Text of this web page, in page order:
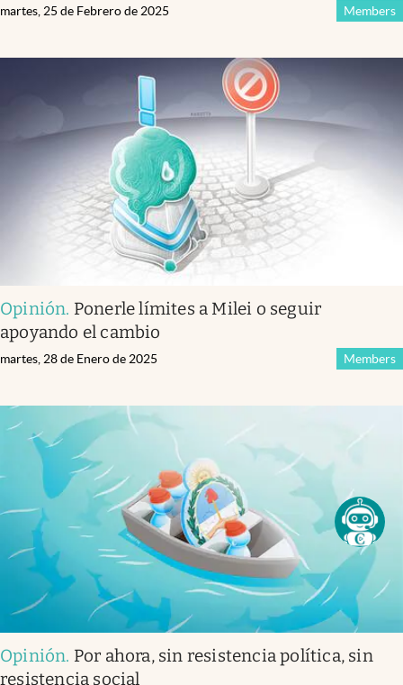
Members
martes, 25 de Febrero de 2025
Opinión. Ponerle límites a Milei o seguir
apoyando el cambio
Members
martes, 28 de Enero de 2025
Opinión. Por ahora, sin resistencia política, sin
resistencia social